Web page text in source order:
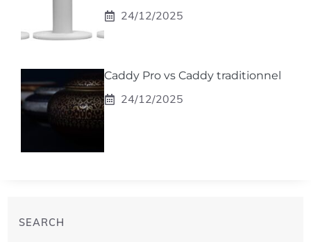
24/12/2025
Caddy Pro vs Caddy traditionnel
24/12/2025
SEARCH